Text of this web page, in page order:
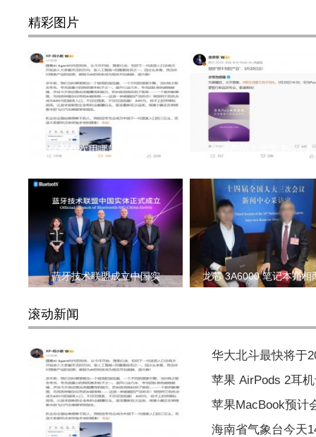
精彩图片
你更喜欢用哪款 AI 搜索？ 创新产品！华为 Pura
蓝牙技术联盟成立中国实 龙芯 3A6000 笔记本亮相
滚动新闻
华大北斗最快将于
苹果 AirPods 2耳
苹果MacBook预计
海南省气象台今天